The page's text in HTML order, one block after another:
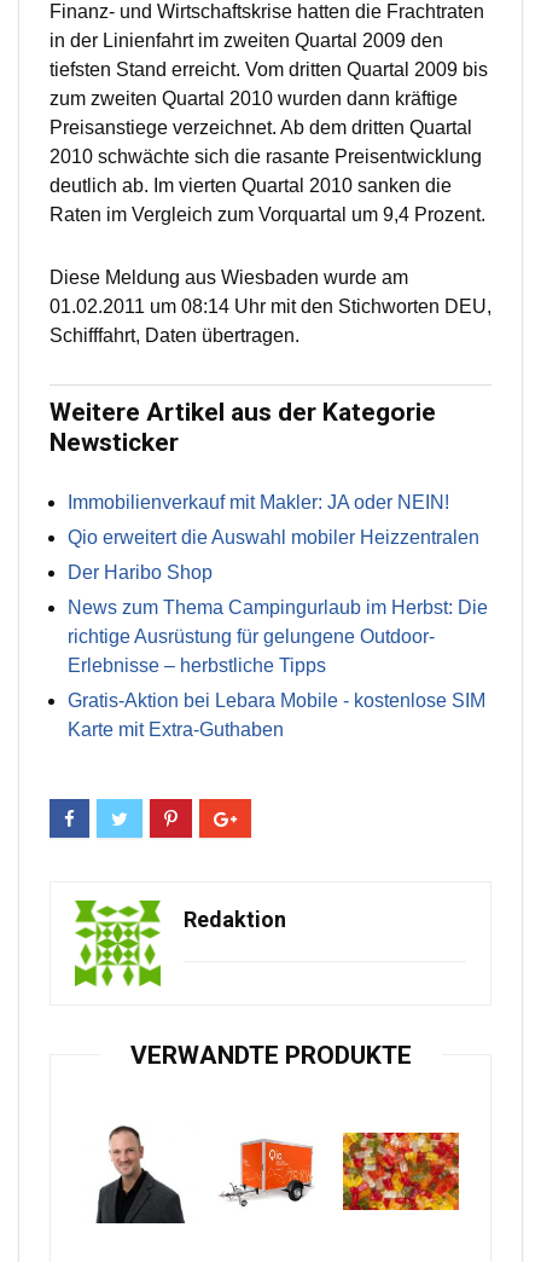
Finanz- und Wirtschaftskrise hatten die Frachtraten
in der Linienfahrt im zweiten Quartal 2009 den
tiefsten Stand erreicht. Vom dritten Quartal 2009 bis
zum zweiten Quartal 2010 wurden dann kräftige
Preisanstiege verzeichnet. Ab dem dritten Quartal
2010 schwächte sich die rasante Preisentwicklung
deutlich ab. Im vierten Quartal 2010 sanken die
Raten im Vergleich zum Vorquartal um 9,4 Prozent.
Diese Meldung aus Wiesbaden wurde am
01.02.2011 um 08:14 Uhr mit den Stichworten DEU,
Schifffahrt, Daten übertragen.
Weitere Artikel aus der Kategorie
Newsticker
Immobilienverkauf mit Makler: JA oder NEIN!
Qio erweitert die Auswahl mobiler Heizzentralen
Der Haribo Shop
News zum Thema Campingurlaub im Herbst: Die
richtige Ausrüstung für gelungene Outdoor-
Erlebnisse – herbstliche Tipps
Gratis-Aktion bei Lebara Mobile - kostenlose SIM
Karte mit Extra-Guthaben
Redaktion
VERWANDTE PRODUKTE